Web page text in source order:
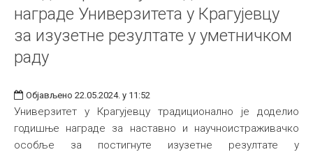
награде Универзитета у Крагујевцу
за изузетне резултате у уметничком
раду
Објављено 22.05.2024. у 11:52
Универзитет у Крагујевцу традиционално је доделио
годишње награде за наставно и научноистраживачко
особље за постигнуте изузетне резултате у